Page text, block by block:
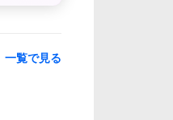
一覧で見る